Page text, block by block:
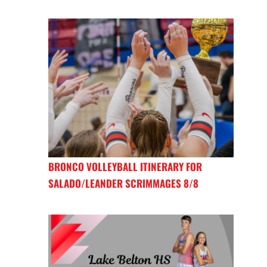
BRONCO VOLLEYBALL ITINERARY FOR
SALADO/LEANDER SCRIMMAGES 8/8